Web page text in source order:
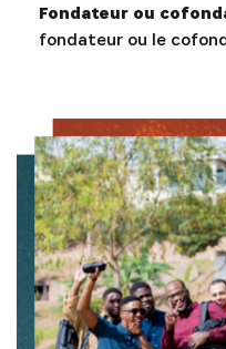
Fondateur ou
fondateur ou le